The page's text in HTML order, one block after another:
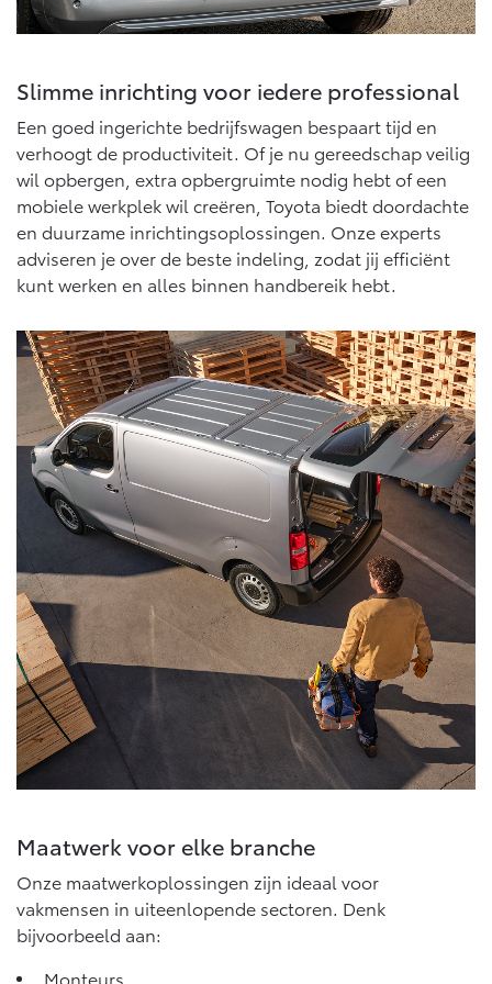
Proace (excl. BTW)
OOK ALS BATTERIJ-
ELEKTRISCH
Vanaf € 37.500,-
Proace Verso
BATTERIJ-ELEKTRISCH
Vanaf € 55.950,-
Proace Max (excl. BTW)
OOK ALS BATTERIJ-
ELEKTRISCH
Vanaf € 46.301,-
Hilux (excl. BTW)
OOK ALS BATTERIJ-
ELEKTRISCH
Vanaf € 56.570,-
Land Cruiser (excl. BTW)
Vanaf € 89.986,-
Slimme inrichting voor iedere professional
Een goed ingerichte bedrijfswagen bespaart tijd en
verhoogt de productiviteit. Of je nu gereedschap veilig
wil opbergen, extra opbergruimte nodig hebt of een
mobiele werkplek wil creëren, Toyota biedt doordachte
en duurzame inrichtingsoplossingen. Onze experts
adviseren je over de beste indeling, zodat jij efficiënt
kunt werken en alles binnen handbereik hebt.
Maatwerk voor elke branche
Onze maatwerkoplossingen zijn ideaal voor
vakmensen in uiteenlopende sectoren. Denk
bijvoorbeeld aan:
Monteurs